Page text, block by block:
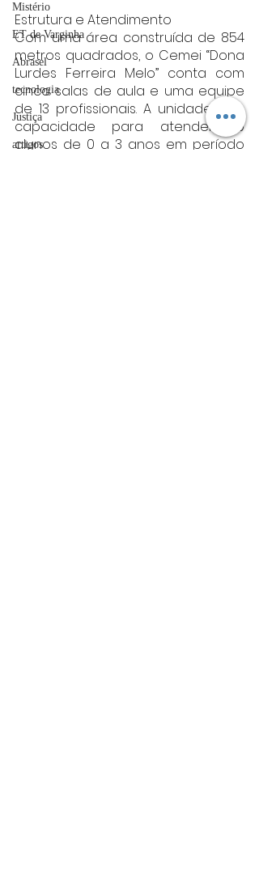
Mistério
ET de Varginha
Abrasel
tecnologia
Justiça
artigos
Estrutura e Atendimento
Com uma área construída de 854
metros quadrados, o Cemei “Dona
Lurdes Ferreira Melo” conta com
cinco salas de aula e uma equipe
de 13 profissionais. A unidade tem
capacidade para atender 110
alunos de 0 a 3 anos em período